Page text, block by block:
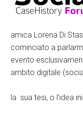
amica Lorena Di
cominciato a
evento
ambito digitale
la sua tesi, o l’idea